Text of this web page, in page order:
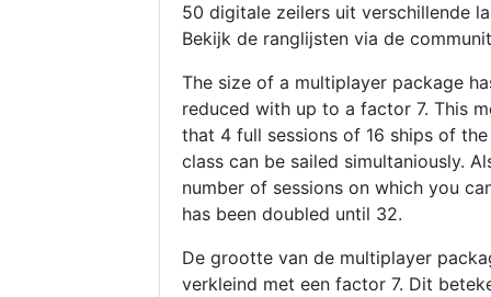
50 digitale zeilers uit verschillende
Bekijk de ranglijsten via de
The size of a multiplayer package
reduced with up to a factor 7. This
that 4 full sessions of 16 ships of
class can be sailed simultaniously.
number of sessions on which you
has been doubled until 32.
De grootte van de multiplayer
verkleind met een factor 7. Dit